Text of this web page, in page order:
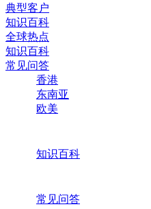
典型客户
知识百科
全球热点
知识百科
常见问答
香港
东南亚
欧美
知识百科
常见问答